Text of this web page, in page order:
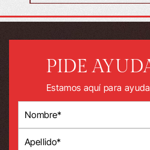
PIDE
Estamos aquí para